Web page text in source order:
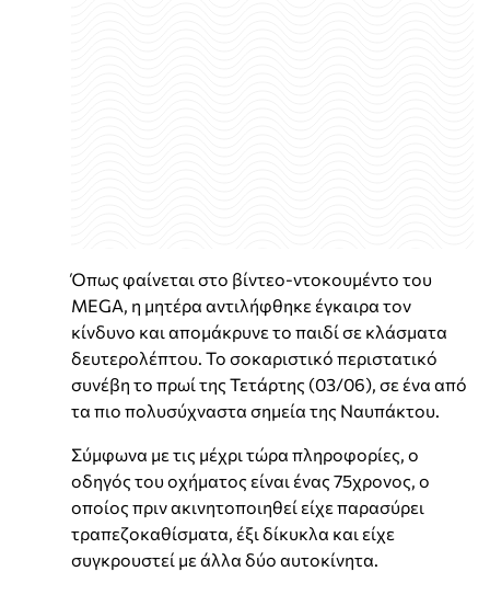
Όπως φαίνεται στο βίντεο-ντοκουμέντο του
MEGA, η μητέρα αντιλήφθηκε έγκαιρα τον
κίνδυνο και απομάκρυνε το παιδί σε κλάσματα
δευτερολέπτου. Το σοκαριστικό περιστατικό
συνέβη το πρωί της Τετάρτης (03/06), σε ένα από
τα πιο πολυσύχναστα σημεία της Ναυπάκτου.
Σύμφωνα με τις μέχρι τώρα πληροφορίες, ο
οδηγός του οχήματος είναι ένας 75χρονος, ο
οποίος πριν ακινητοποιηθεί είχε παρασύρει
τραπεζοκαθίσματα, έξι δίκυκλα και είχε
συγκρουστεί με άλλα δύο αυτοκίνητα.